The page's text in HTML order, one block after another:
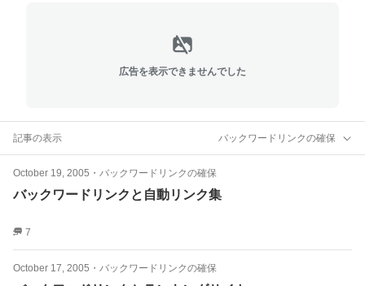
広告を表示できませんでした
記事の表示 バックワードリンクの確保
October 19, 2005 ・ バックワードリンクの確保
バックワードリンクと自動リンク集
7
October 17, 2005 ・ バックワードリンクの確保